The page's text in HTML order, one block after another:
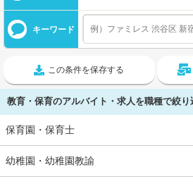
キーワード
この条件を保存する
教育・保育のアルバイト・求人を職種で絞り
保育園・保育士
幼稚園・幼稚園教諭